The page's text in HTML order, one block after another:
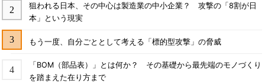
狙われる日本、その中心は製造業の中小企業？ 攻撃の「8割が日
本」という現実
もう一度、自分ごととして考える「標的型攻撃」の脅威
「BOM（部品表）」とは何か？ その基礎から最先端のモノづくり
を踏まえた在り方まで